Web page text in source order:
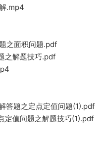
.mp4
之面积问题.pdf
之解题技巧.pdf
答题之定点定值问题(1).pdf
定值问题之解题技巧(1).pdf